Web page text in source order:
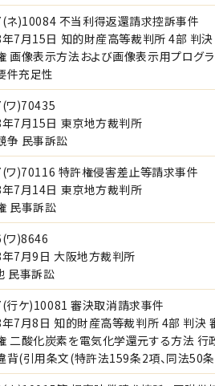
ネ)10084 不当利得返還請求控訴事件
7月15日 知的財産高等裁判所 4部 判
画像表示方法および画像表示用プログ
件充足性
ワ)70435
7月15日 東京地方裁判所
争 民事訴訟
ワ)70116 特許権侵害差止等請求事件
7月14日 東京地方裁判所
民事訴訟
ワ)8646
7月9日 大阪地方裁判所
民事訴訟
行ケ)10081 審決取消請求事件
7月8日 知的財産高等裁判所 4部 判決
二酸化炭素を電気化学還元する方法
背(引用条文(特許法159条2項、同法50